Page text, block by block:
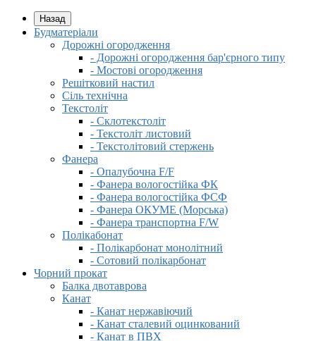
Назад
Будматеріали
Дорожні огородження
- Дорожні огородження бар'єрного типу
- Мостові огородження
Решітковий настил
Сіль технічна
Текстоліт
- Склотекстоліт
- Текстоліт листовий
- Текстолітовий стержень
Фанера
- Опалубочна F/F
- Фанера вологостійка ФК
- Фанера вологостійка ФСФ
- Фанера ОКУМЕ (Морська)
- Фанера транспортна F/W
Полікабонат
- Полікарбонат монолітний
- Сотовий полікарбонат
Чорний прокат
Балка двотаврова
Канат
- Канат нержавіючий
- Канат сталевий оцинкований
- Канат в ПВХ